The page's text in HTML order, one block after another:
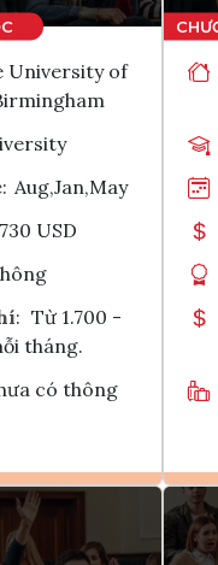
University of
: Aug,Jan,May
USD
: Từ 1.700 -
tháng.
có thông
Ghi danh